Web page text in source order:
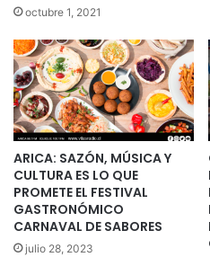
octubre 1, 2021
ARICA: SAZÓN, MÚSICA Y
CULTURA ES LO QUE
PROMETE EL FESTIVAL
GASTRONÓMICO
CARNAVAL DE SABORES
julio 28, 2023